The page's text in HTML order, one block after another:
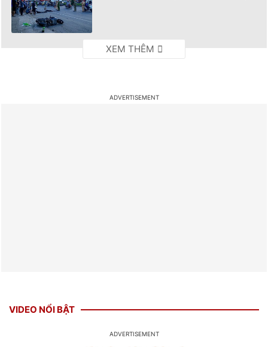
VIDEO NỔI BẬT